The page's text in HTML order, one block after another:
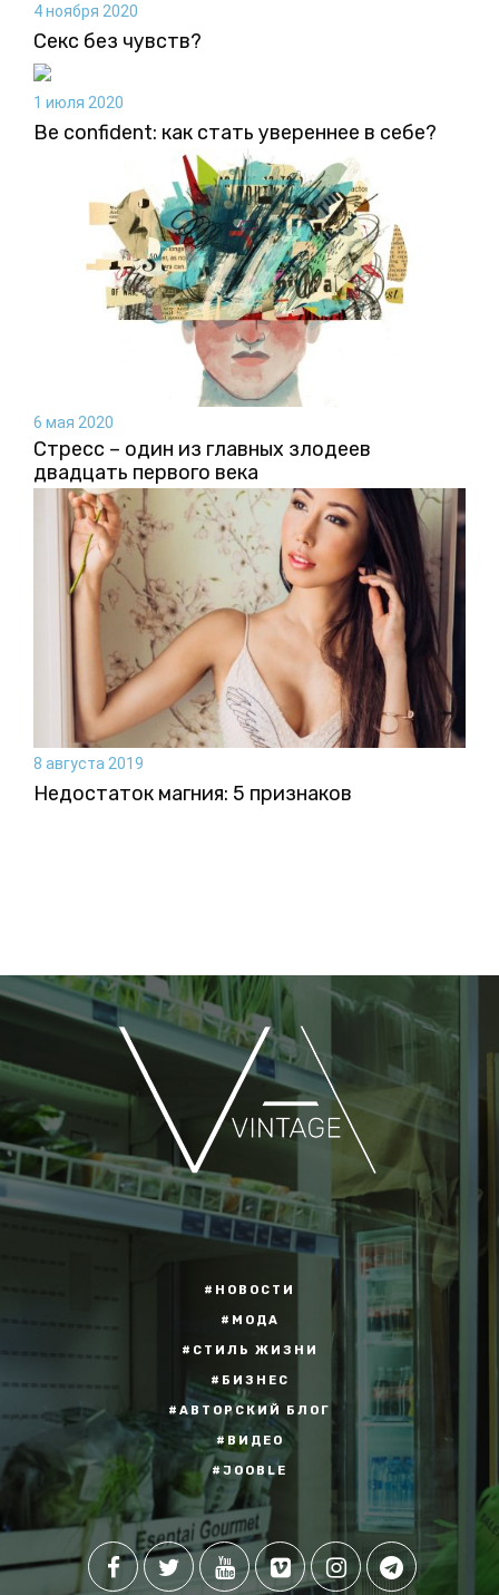
4 ноября 2020
Секс без чувств?
1 июля 2020
Be confident: как стать увереннее в себе?
6 мая 2020
Стресс – один из главных злодеев
двадцать первого века
8 августа 2019
Недостаток магния: 5 признаков
#НОВОСТИ
#МОДА
#СТИЛЬ ЖИЗНИ
#БИЗНЕС
#АВТОРСКИЙ БЛОГ
#ВИДЕО
#JOOBLE